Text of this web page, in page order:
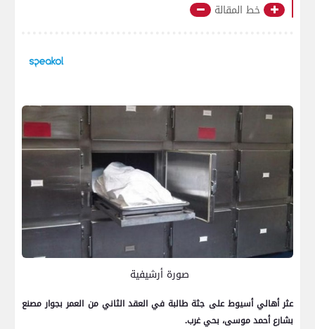
خط المقالة
صورة أرشيفية
عثر أهالي أسيوط على جثة طالبة في العقد الثاني من العمر بجوار مصنع
بشارع أحمد موسى، بحي غرب.